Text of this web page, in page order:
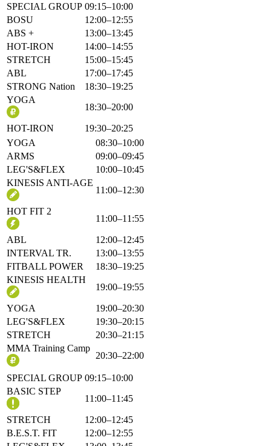
SPECIAL GROUP 09:15–10:00
BOSU
12:00–12:55
ABS +
13:00–13:45
HOT-IRON
14:00–14:55
STRETCH
15:00–15:45
ABL
17:00–17:45
STRONG Nation
18:30–19:25
YOGA
18:30–20:00
HOT-IRON
19:30–20:25
YOGA
08:30–10:00
ARMS
09:00–09:45
LEG'S&FLEX
10:00–10:45
KINESIS ANTI-AGE
11:00–12:30
HOT FIT 2
11:00–11:55
ABL
12:00–12:45
INTERVAL TR.
13:00–13:55
FITBALL POWER
18:30–19:25
KINESIS HEALTH
19:00–19:55
YOGA
19:00–20:30
LEG'S&FLEX
19:30–20:15
STRETCH
20:30–21:15
MMA Training Camp
20:30–22:00
SPECIAL GROUP 09:15–10:00
BASIC STEP
11:00–11:45
STRETCH
12:00–12:45
B.E.S.T. FIT
12:00–12:55